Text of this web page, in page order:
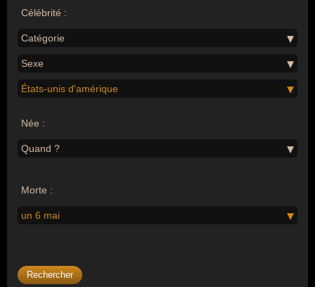
Célébrité :
Catégorie
Sexe
États-unis d'amérique
Née :
Quand ?
Morte :
un 6 mai